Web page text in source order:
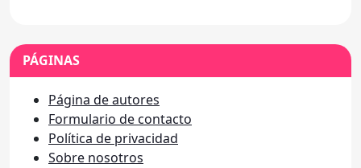
PÁGINAS
Página de autores
Formulario de contacto
Política de privacidad
Sobre nosotros